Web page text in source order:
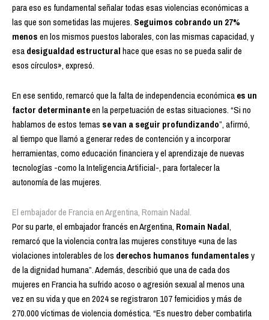
para eso es fundamental señalar todas esas violencias económicas a
las que son sometidas las mujeres. Seguimos cobrando un 27%
menosen los mismos puestos laborales, con las mismas capacidad, y
esadesigualdad estructuralhace que esas no se pueda salir de
esos círculos», expresó.
En ese sentido, remarcó que la falta de independencia económicaes un
factor determinanteen la perpetuación de estas situaciones. “Si no
hablamos de estos temas se van a seguir profundizando”, afirmó,
al tiempo que llamó a generar redes de contención y a incorporar
herramientas, como educación financiera y el aprendizaje de nuevas
tecnologías -como la Inteligencia Artificial-, para fortalecer la
autonomía de las mujeres.
El embajador de Francia en Argentina, Romain Nadal.
Por su parte, el embajador francés en Argentina, Romain Nadal,
remarcó que la violencia contra las mujeres constituye «una de las
violaciones intolerables de los derechos humanos fundamentalesy
de la dignidad humana”. Además, describió que una de cada dos
mujeres en Francia ha sufrido acoso o agresión sexual al menos una
vez en su vida y que en 2024 se registraron 107 femicidios y más de
270.000 víctimas de violencia doméstica. “Es nuestro deber combatirla